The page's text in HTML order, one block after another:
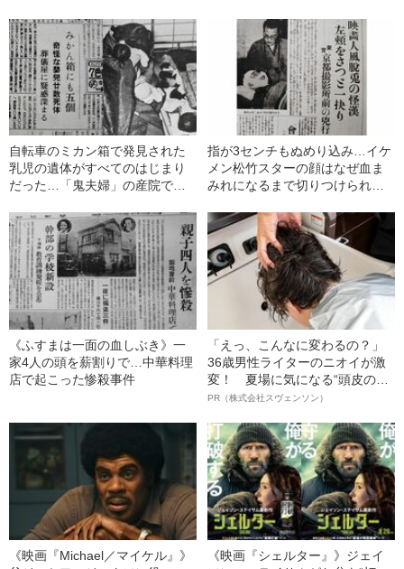
自転車のミカン箱で発見された
乳児の遺体がすべてのはじまり
だった…「鬼夫婦」の産院で何
指が3センチもぬめり込み…イケ
メン松竹スターの顔はなぜ血ま
みれになるまで切りつけられた
《ふすまは一面の血しぶき》一
家4人の頭を薪割りで…中華料理
店で起こった惨殺事件
「えっ、こんなに変わるの？」
36歳男性ライターのニオイが激
変！ 夏場に気になる“頭皮のニ
オイ”や“ベタつき”を解消す
ト”が生み出した徹底ケアとは
PR（株式会社スヴェンソン）
《映画『Michael／マイケル』》
《映画『シェルター』》ジェイ